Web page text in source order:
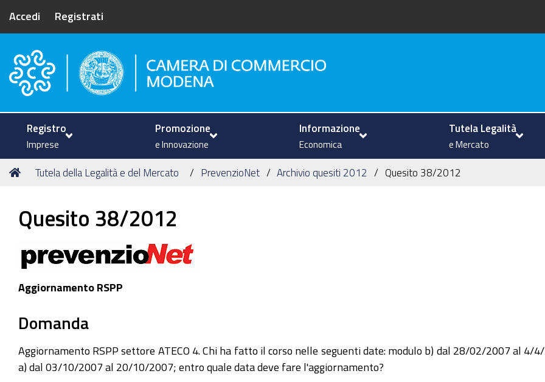
Accedi Registrati
Camera di Commercio di Modena
Registro
Imprese
Promozione
e Innovazione
Informazione
Economica
Tutela Legalità
e Mercato
Tu
Home
Tutela della Legalità e del Mercato PrevenzioNet Archivio quesiti 2012 Quesito 38/2012
Quesito 38/2012
Aggiornamento RSPP
Domanda
Aggiornamento RSPP settore ATECO 4. Chi ha fatto il corso nelle seguenti date: modulo b) dal 28/02/2007 al
a) dal 03/10/2007 al 20/10/2007; entro quale data deve fare l'aggiornamento?